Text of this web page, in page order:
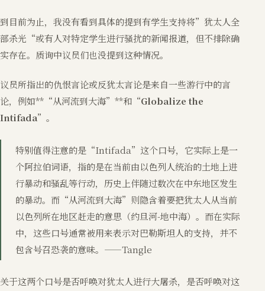
到目前为止，我没有看到具体的提到有学生支持将”犹太人全
部杀光“或有人对特定学生进行骚扰的新闻报道，但不排除确
实存在。质询中议员们也没提到这种情况。
议员所指出的仇恨言论或反犹太言论是来自一些游行中的言
论，例如**“从河流到大海”**和“Globalize the
Intifada”。
特别值得注意的是“Intifada”这个口号，它实际上是一
个阿拉伯词语，指的是在当前由以色列人统治的土地上进
行暴动和骚乱等行动，历史上伴随过数次在中东地区发生
的暴动。而“从河流到大海”则隐含着要把犹太人从当前
以色列所在地区赶走的意思（约旦河-地中海）。而在实际
中，这些口号通常被用来表示对巴勒斯坦人的支持，并不
包含号召恐袭的意味。——Tangle
关于这两个口号是否呼唤对犹太人进行大屠杀，是否呼唤对这